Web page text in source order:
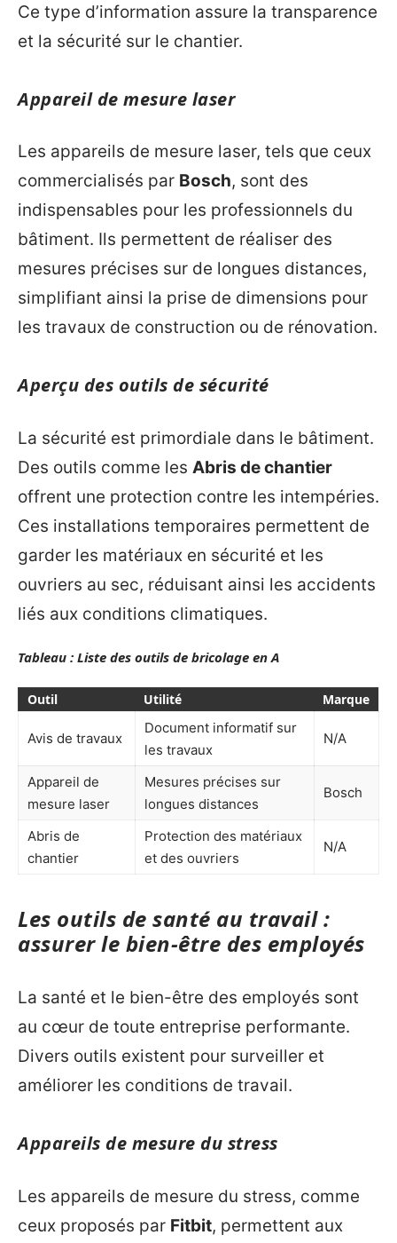
Ce type d’information assure la transparence
et la sécurité sur le chantier.
Appareil de mesure laser
Les appareils de mesure laser, tels que ceux
commercialisés par Bosch, sont des
indispensables pour les professionnels du
bâtiment. Ils permettent de réaliser des
mesures précises sur de longues distances,
simplifiant ainsi la prise de dimensions pour
les travaux de construction ou de rénovation.
Aperçu des outils de sécurité
La sécurité est primordiale dans le bâtiment.
Des outils comme les Abris de chantier
offrent une protection contre les intempéries.
Ces installations temporaires permettent de
garder les matériaux en sécurité et les
ouvriers au sec, réduisant ainsi les accidents
liés aux conditions climatiques.
Tableau : Liste des outils de bricolage en A
Outil Utilité Marque
Avis de travaux
Document informatif sur
les travaux
N/A
Appareil de
mesure laser
Mesures précises sur
longues distances
Bosch
Abris de
chantier
Protection des matériaux
et des ouvriers
N/A
Les outils de santé au travail :
assurer le bien-être des employés
La santé et le bien-être des employés sont
au cœur de toute entreprise performante.
Divers outils existent pour surveiller et
améliorer les conditions de travail.
Appareils de mesure du stress
Les appareils de mesure du stress, comme
ceux proposés par Fitbit, permettent aux